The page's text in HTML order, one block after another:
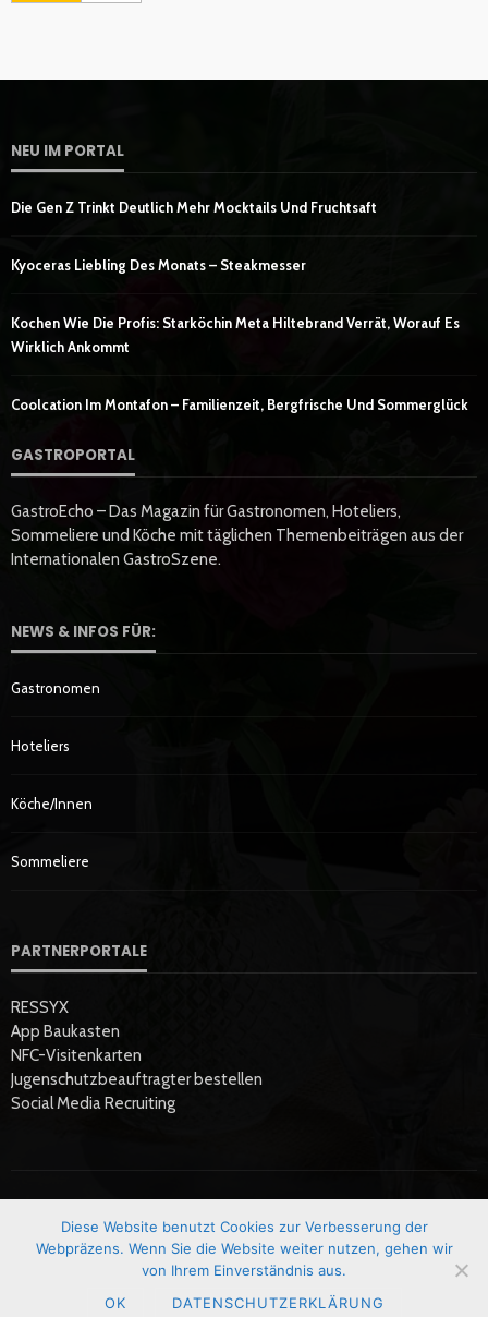
NEU IM PORTAL
Die Gen Z Trinkt Deutlich Mehr Mocktails Und Fruchtsaft
Kyoceras Liebling Des Monats – Steakmesser
Kochen Wie Die Profis: Starköchin Meta Hiltebrand Verrät, Worauf Es
Wirklich Ankommt
Coolcation Im Montafon – Familienzeit, Bergfrische Und Sommerglück
GASTROPORTAL
GastroEcho – Das Magazin für Gastronomen, Hoteliers,
Sommeliere und Köche mit täglichen Themenbeiträgen aus der
Internationalen GastroSzene.
NEWS & INFOS FÜR:
Gastronomen
Hoteliers
Köche/innen
Sommeliere
PARTNERPORTALE
RESSYX
App Baukasten
NFC-Visitenkarten
Jugenschutzbeauftragter bestellen
Social Media Recruiting
Startseite Datenschutzerklärung Hier Werben Impressum
Diese Website benutzt Cookies zur Verbesserung der
Webpräzens. Wenn Sie die Website weiter nutzen, gehen wir
von Ihrem Einverständnis aus.
OK
DATENSCHUTZERKLÄRUNG